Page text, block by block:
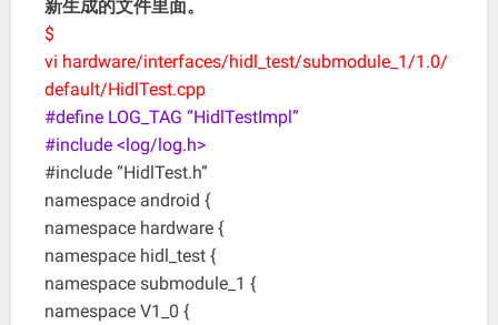
新生成的文件里面。
$
vi hardware/interfaces/hidl_test/submodule_1/1.0/
default/HidlTest.cpp
#define LOG_TAG “HidlTestImpl”
#include <log/log.h>
#include “HidlTest.h”
namespace android {
namespace hardware {
namespace hidl_test {
namespace submodule_1 {
namespace V1_0 {